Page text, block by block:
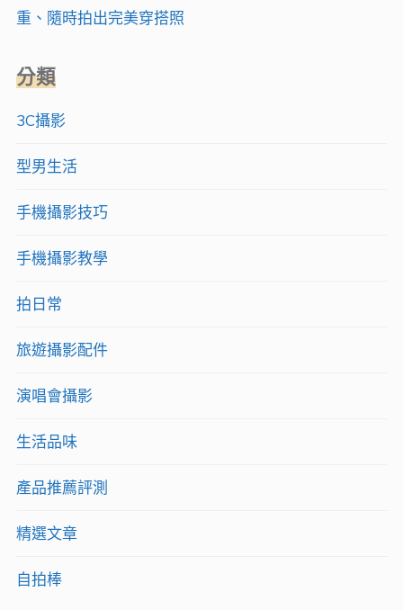
重、隨時拍出完美穿搭照
分類
3C攝影
型男生活
手機攝影技巧
手機攝影教學
拍日常
旅遊攝影配件
演唱會攝影
生活品味
產品推薦評測
精選文章
自拍棒